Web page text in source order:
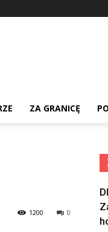
ZA GRANICĘ
0
1200